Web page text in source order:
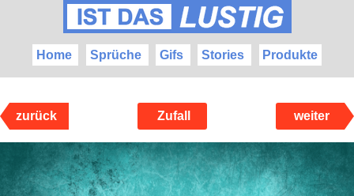
Home Sprüche Gifs Stories Produkte
zurück Zufall weiter